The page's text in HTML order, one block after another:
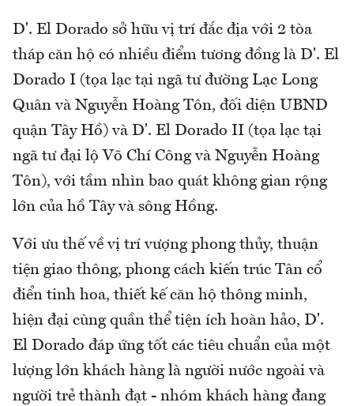
D'. El Dorado sở hữu vị trí đắc địa với 2 tòa
tháp căn hộ có nhiều điểm tương đồng là D'. El
Dorado I (tọa lạc tại ngã tư đường Lạc Long
Quân và Nguyễn Hoàng Tôn, đối diện UBND
quận Tây Hồ) và D'. El Dorado II (tọa lạc tại
ngã tư đại lộ Võ Chí Công và Nguyễn Hoàng
Tôn), với tầm nhìn bao quát không gian rộng
lớn của hồ Tây và sông Hồng.
Với ưu thế về vị trí vượng phong thủy, thuận
tiện giao thông, phong cách kiến trúc Tân cổ
điển tinh hoa, thiết kế căn hộ thông minh,
hiện đại cùng quần thể tiện ích hoàn hảo, D'.
El Dorado đáp ứng tốt các tiêu chuẩn của một
lượng lớn khách hàng là người nước ngoài và
người trẻ thành đạt - nhóm khách hàng đang